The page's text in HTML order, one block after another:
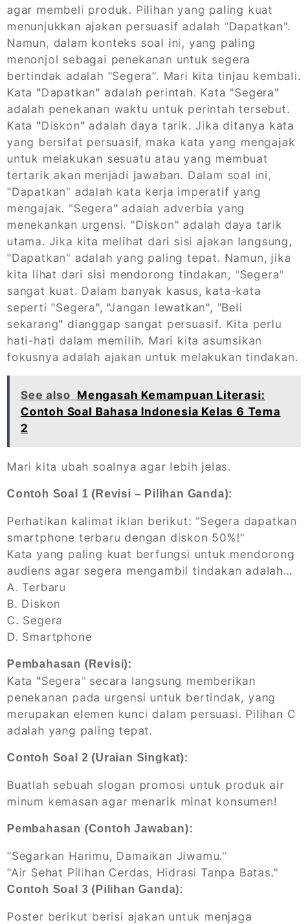
agar membeli produk. Pilihan yang paling kuat
menunjukkan ajakan persuasif adalah "Dapatkan".
Namun, dalam konteks soal ini, yang paling
menonjol sebagai penekanan untuk segera
bertindak adalah "Segera". Mari kita tinjau kembali.
Kata "Dapatkan" adalah perintah. Kata "Segera"
adalah penekanan waktu untuk perintah tersebut.
Kata "Diskon" adalah daya tarik. Jika ditanya kata
yang bersifat persuasif, maka kata yang mengajak
untuk melakukan sesuatu atau yang membuat
tertarik akan menjadi jawaban. Dalam soal ini,
"Dapatkan" adalah kata kerja imperatif yang
mengajak. "Segera" adalah adverbia yang
menekankan urgensi. "Diskon" adalah daya tarik
utama. Jika kita melihat dari sisi ajakan langsung,
"Dapatkan" adalah yang paling tepat. Namun, jika
kita lihat dari sisi mendorong tindakan, "Segera"
sangat kuat. Dalam banyak kasus, kata-kata
seperti "Segera", "Jangan lewatkan", "Beli
sekarang" dianggap sangat persuasif. Kita perlu
hati-hati dalam memilih. Mari kita asumsikan
fokusnya adalah ajakan untuk melakukan tindakan.
See also Mengasah Kemampuan Literasi:
Contoh Soal Bahasa Indonesia Kelas 6 Tema
2
Mari kita ubah soalnya agar lebih jelas.
Contoh Soal 1 (Revisi – Pilihan Ganda):
Perhatikan kalimat iklan berikut: "Segera dapatkan
smartphone terbaru dengan diskon 50%!"
Kata yang paling kuat berfungsi untuk mendorong
audiens agar segera mengambil tindakan adalah…
A. Terbaru
B. Diskon
C. Segera
D. Smartphone
Pembahasan (Revisi):
Kata "Segera" secara langsung memberikan
penekanan pada urgensi untuk bertindak, yang
merupakan elemen kunci dalam persuasi. Pilihan C
adalah yang paling tepat.
Contoh Soal 2 (Uraian Singkat):
Buatlah sebuah slogan promosi untuk produk air
minum kemasan agar menarik minat konsumen!
Pembahasan (Contoh Jawaban):
"Segarkan Harimu, Damaikan Jiwamu."
"Air Sehat Pilihan Cerdas, Hidrasi Tanpa Batas."
Contoh Soal 3 (Pilihan Ganda):
Poster berikut berisi ajakan untuk menjaga